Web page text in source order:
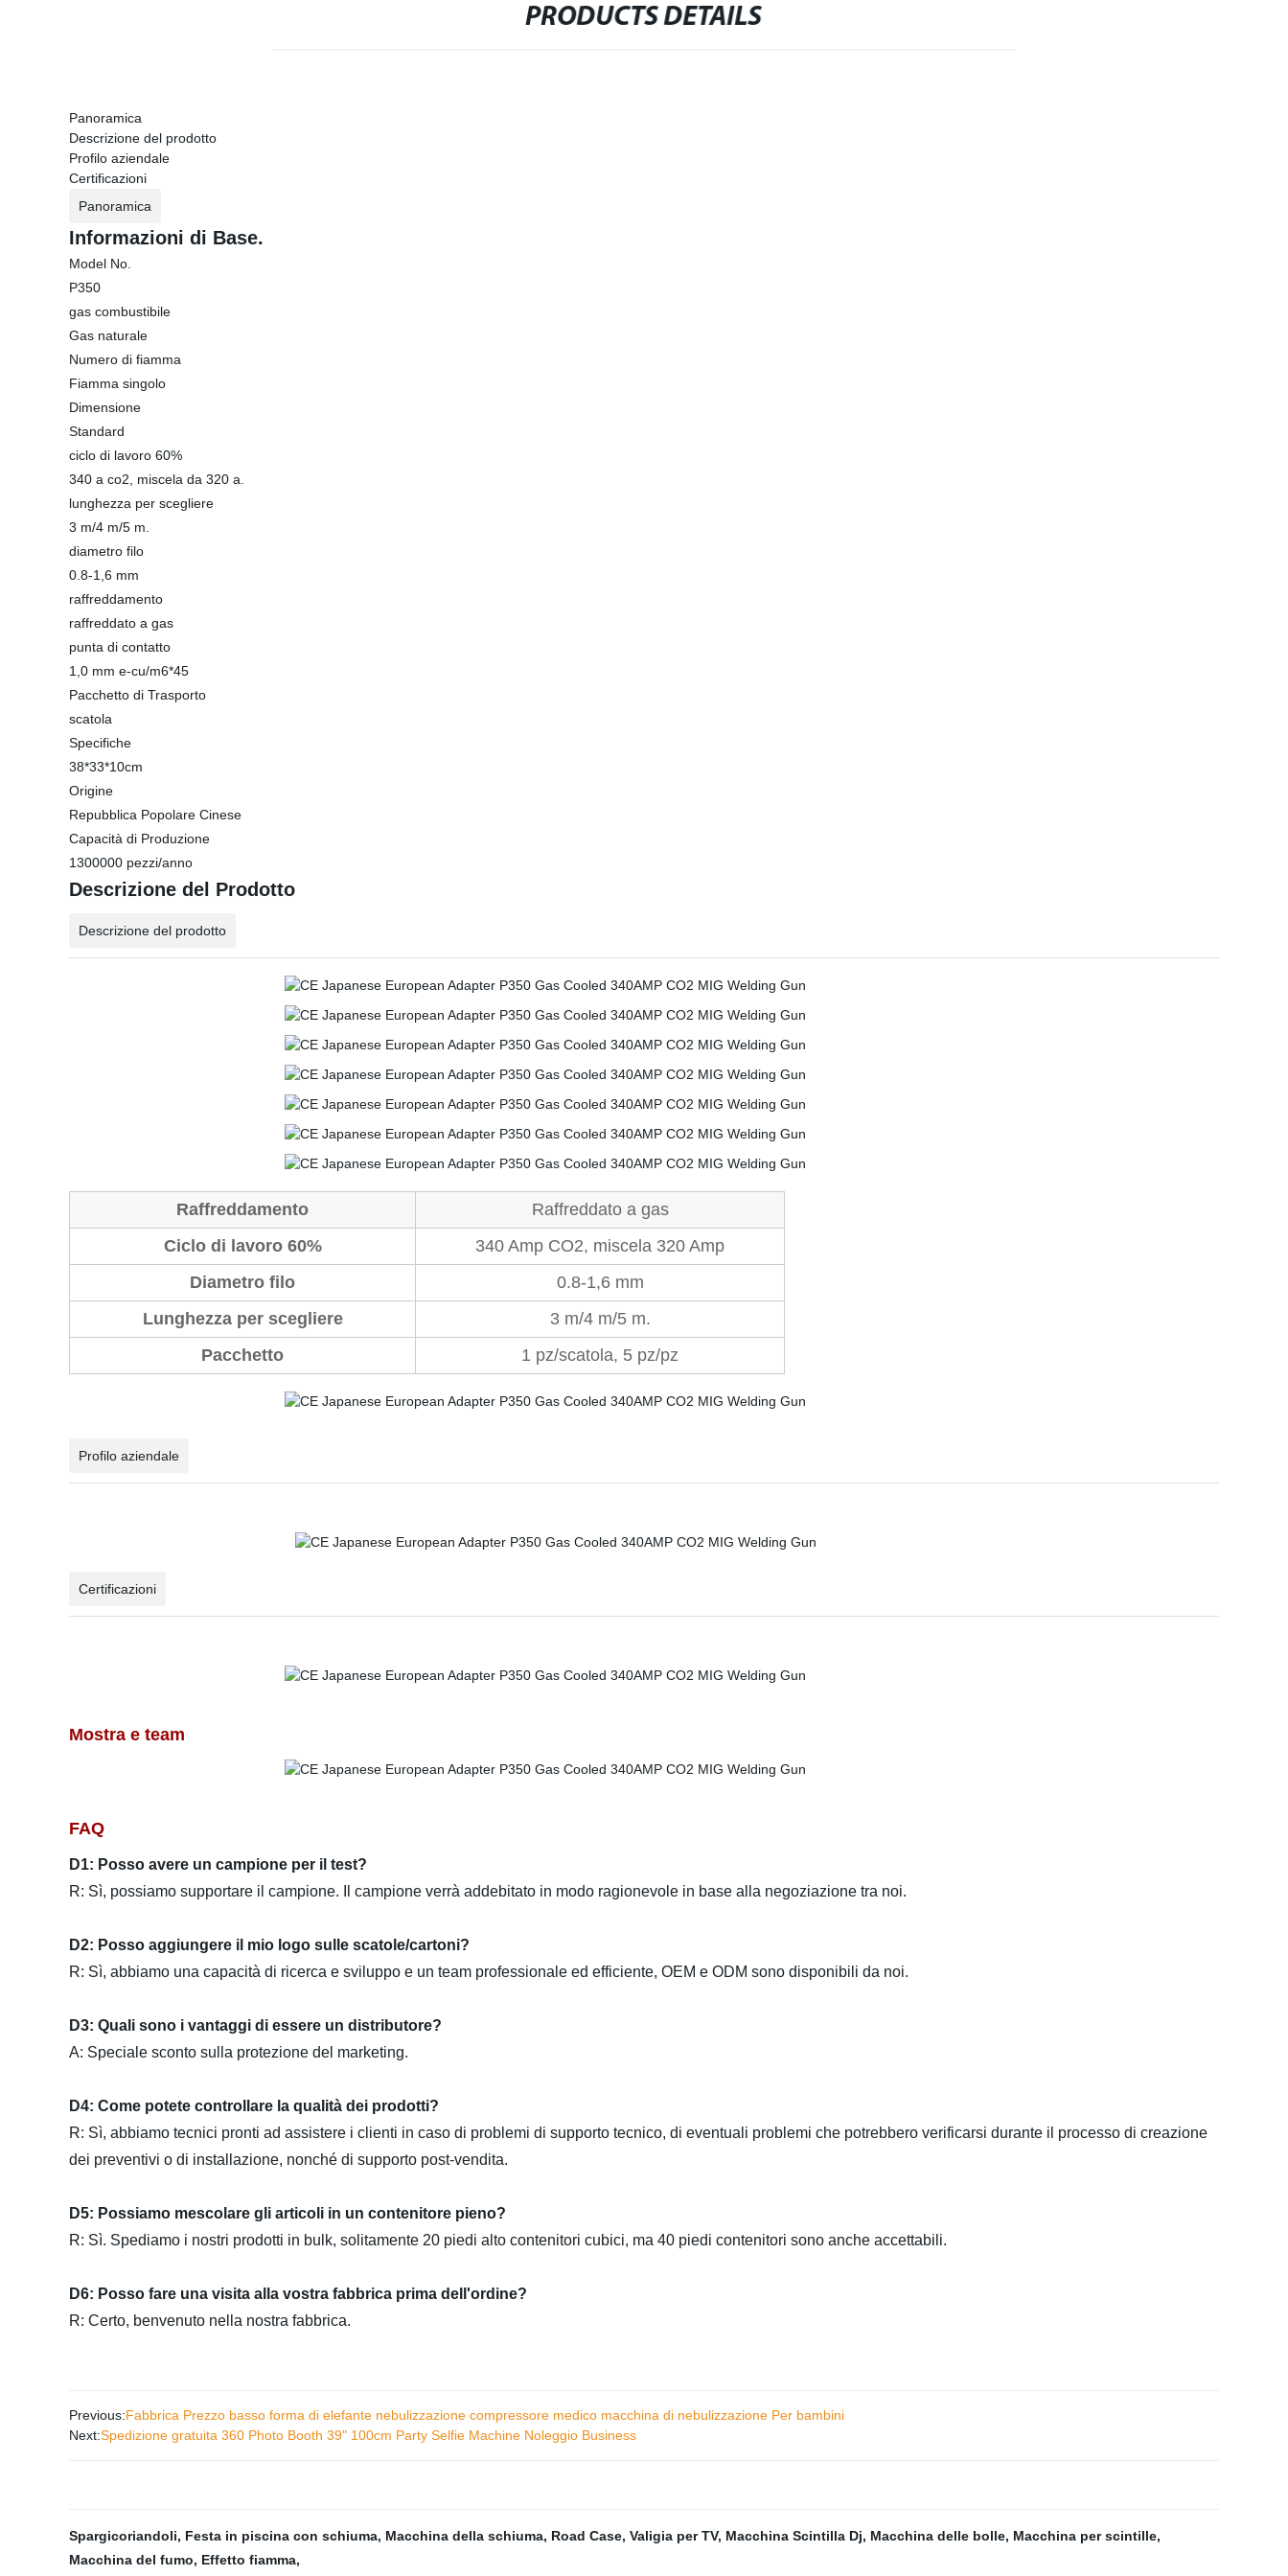
PRODUCTS DETAILS
Panoramica
Descrizione del prodotto
Profilo aziendale
Certificazioni
Panoramica
Informazioni di Base.
Model No.
P350
gas combustibile
Gas naturale
Numero di fiamma
Fiamma singolo
Dimensione
Standard
ciclo di lavoro 60%
340 a co2, miscela da 320 a.
lunghezza per scegliere
3 m/4 m/5 m.
diametro filo
0.8-1,6 mm
raffreddamento
raffreddato a gas
punta di contatto
1,0 mm e-cu/m6*45
Pacchetto di Trasporto
scatola
Specifiche
38*33*10cm
Origine
Repubblica Popolare Cinese
Capacità di Produzione
1300000 pezzi/anno
Descrizione del Prodotto
Descrizione del prodotto
Raffreddamento
Raffreddato a gas
Ciclo di lavoro 60%
340 Amp CO2, miscela 320 Amp
Diametro filo
0.8-1,6 mm
Lunghezza per scegliere
3 m/4 m/5 m.
Pacchetto
1 pz/scatola, 5 pz/pz
Profilo aziendale
Certificazioni
Mostra e team
FAQ
D1: Posso avere un campione per il test?
R: Sì, possiamo supportare il campione. Il campione verrà addebitato in modo ragionevole in base alla negoziazione tra noi.
D2: Posso aggiungere il mio logo sulle scatole/cartoni?
R: Sì, abbiamo una capacità di ricerca e sviluppo e un team professionale ed efficiente, OEM e ODM sono disponibili da noi.
D3: Quali sono i vantaggi di essere un distributore?
A: Speciale sconto sulla protezione del marketing.
D4: Come potete controllare la qualità dei prodotti?
R: Sì, abbiamo tecnici pronti ad assistere i clienti in caso di problemi di supporto tecnico, di eventuali problemi che potrebbero verificarsi durante il processo di creazione
dei preventivi o di installazione, nonché di supporto post-vendita.
D5: Possiamo mescolare gli articoli in un contenitore pieno?
R: Sì. Spediamo i nostri prodotti in bulk, solitamente 20 piedi alto contenitori cubici, ma 40 piedi contenitori sono anche accettabili.
D6: Posso fare una visita alla vostra fabbrica prima dell'ordine?
R: Certo, benvenuto nella nostra fabbrica.
Previous:Fabbrica Prezzo basso forma di elefante nebulizzazione compressore medico macchina di nebulizzazione Per bambini
Next:Spedizione gratuita 360 Photo Booth 39" 100cm Party Selfie Machine Noleggio Business
Spargicoriandoli, Festa in piscina con schiuma, Macchina della schiuma, Road Case, Valigia per TV, Macchina Scintilla Dj, Macchina delle bolle, Macchina per scintille,
Macchina del fumo, Effetto fiamma,